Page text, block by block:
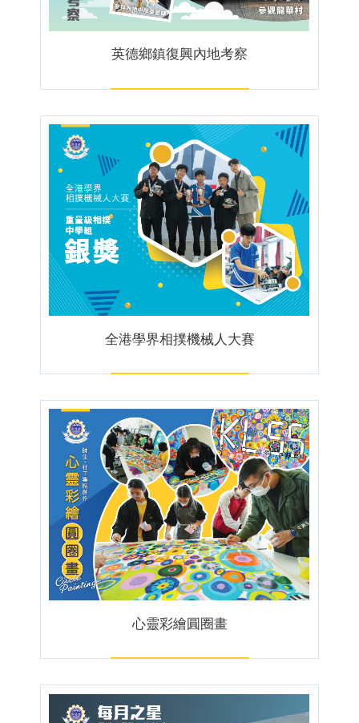
英德鄉鎮復興內地考察
全港學界相撲機械人大賽
心靈彩繪圓圈畫